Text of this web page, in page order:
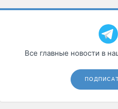
Все главные новости в